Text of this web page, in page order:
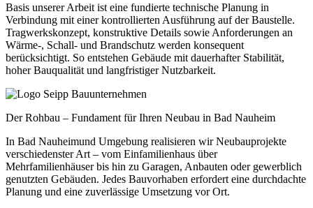
Basis unserer Arbeit ist eine fundierte technische Planung in
Verbindung mit einer kontrollierten Ausführung auf der Baustelle.
Tragwerkskonzept, konstruktive Details sowie Anforderungen an
Wärme-, Schall- und Brandschutz werden konsequent
berücksichtigt. So entstehen Gebäude mit dauerhafter Stabilität,
hoher Bauqualität und langfristiger Nutzbarkeit.
Der Rohbau – Fundament für Ihren Neubau in Bad Nauheim
In Bad Nauheimund Umgebung realisieren wir Neubauprojekte
verschiedenster Art – vom Einfamilienhaus über
Mehrfamilienhäuser bis hin zu Garagen, Anbauten oder gewerblich
genutzten Gebäuden. Jedes Bauvorhaben erfordert eine durchdachte
Planung und eine zuverlässige Umsetzung vor Ort.